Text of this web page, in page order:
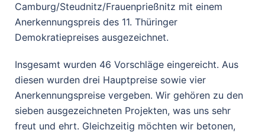
Camburg/Steudnitz/Frauenprießnitz mit einem
Anerkennungspreis des 11. Thüringer
Demokratiepreises ausgezeichnet.
Insgesamt wurden 46 Vorschläge eingereicht. Aus
diesen wurden drei Hauptpreise sowie vier
Anerkennungspreise vergeben. Wir gehören zu den
sieben ausgezeichneten Projekten, was uns sehr
freut und ehrt. Gleichzeitig möchten wir betonen,